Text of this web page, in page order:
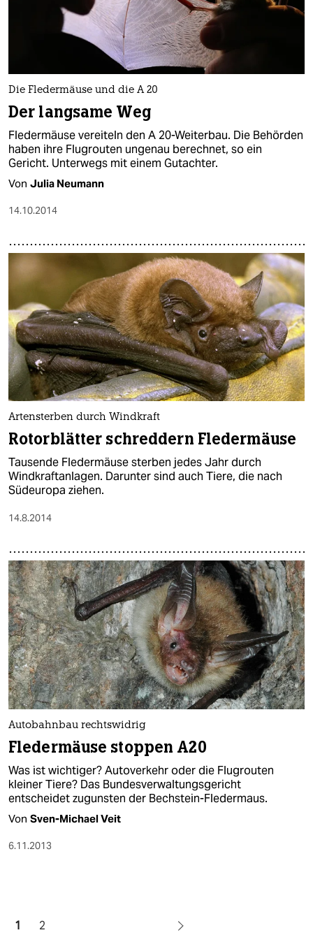
Die Fledermäuse und die A 20
Der langsame Weg
Fledermäuse vereiteln den A 20-Weiterbau. Die Behörden
haben ihre Flugrouten ungenau berechnet, so ein
Gericht. Unterwegs mit einem Gutachter.
Von Julia Neumann
14.10.2014
Artensterben durch Windkraft
Rotorblätter schreddern Fledermäuse
Tausende Fledermäuse sterben jedes Jahr durch
Windkraftanlagen. Darunter sind auch Tiere, die nach
Südeuropa ziehen.
14.8.2014
Autobahnbau rechtswidrig
Fledermäuse stoppen A20
Was ist wichtiger? Autoverkehr oder die Flugrouten
kleiner Tiere? Das Bundesverwaltungsgericht
entscheidet zugunsten der Bechstein-Fledermaus.
Von Sven-Michael Veit
6.11.2013
1 2